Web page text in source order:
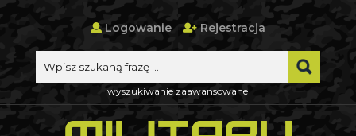
Logowanie Rejestracja
wyszukiwanie zaawansowane